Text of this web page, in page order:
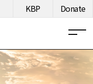
KBP Donate